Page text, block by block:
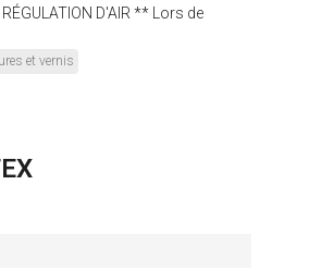
D'AIR ** Lors de
et vernis